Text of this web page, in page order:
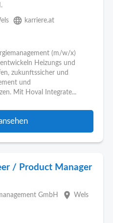
language karriere.at
(m/w/x)
Heizungs und
zukunftssicher und
und
Mit Hoval Integrate...
/ Product Manager
GmbH place Wels